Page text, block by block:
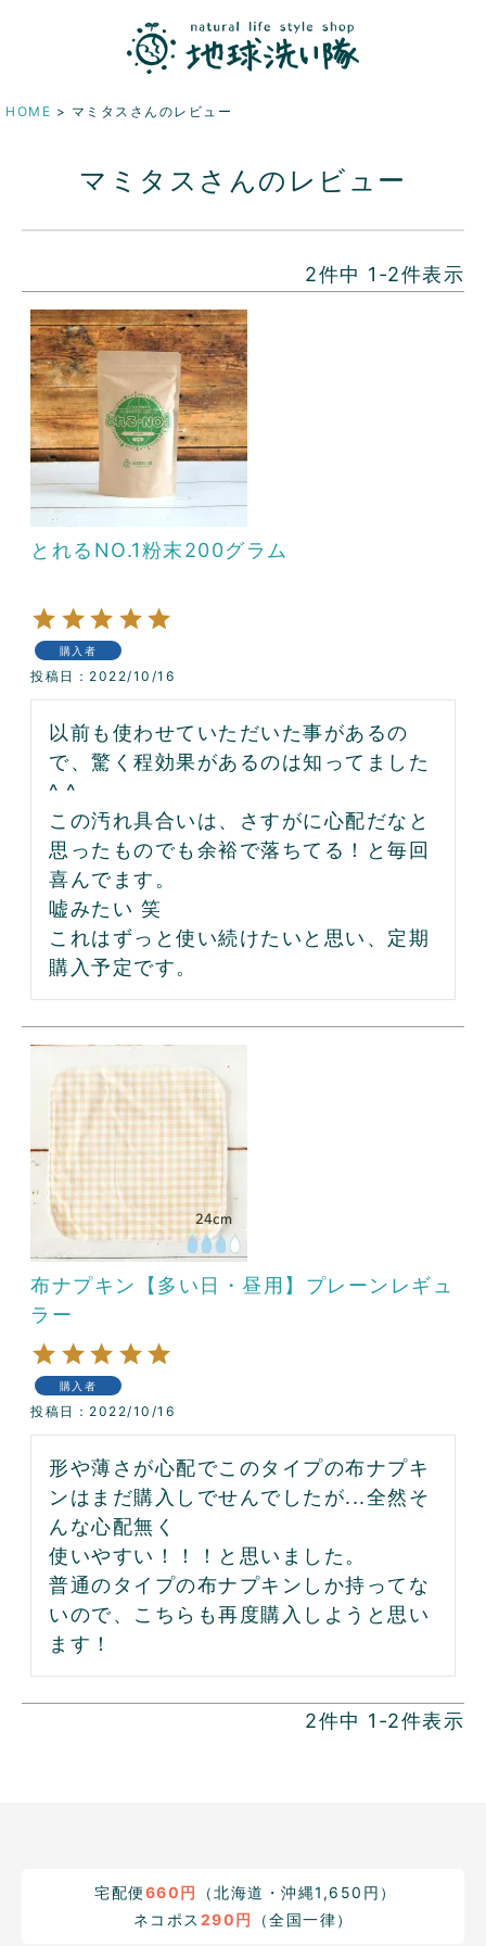
HOME マミタスさんのレビュー
マミタスさんのレビュー
2件中 1 -2件表示
とれるNO.1粉末200グラム
購入者
投稿日 2022/10/16
以前も使わせていただいた事があるの
で、驚く程効果があるのは知ってました
^ ^
この汚れ具合いは、さすがに心配だなと
思ったものでも余裕で落ちてる！と毎回
喜んでます。
嘘みたい 笑
これはずっと使い続けたいと思い、定期
購入予定です。
布ナプキン【多い日・昼用】プレーンレギュ
ラー
購入者
投稿日 2022/10/16
形や薄さが心配でこのタイプの布ナプキ
ンはまだ購入しでせんでしたが...全然そ
んな心配無く
使いやすい！！！と思いました。
普通のタイプの布ナプキンしか持ってな
いので、こちらも再度購入しようと思い
ます！
2件中 1 -2件表示
宅配便660円
（北海道・沖縄1,650円）
ネコポス 290円 （全国一律）